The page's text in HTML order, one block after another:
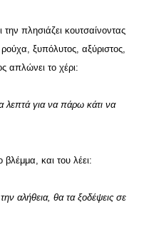
πλησιάζει κουτσαίνοντας
ξυπόλυτος, αξύριστος,
απλώνει το χέρι:
λεπτά για να πάρω κάτι να
βλέμμα, και του λέει:
αλήθεια, θα τα ξοδέψεις σε